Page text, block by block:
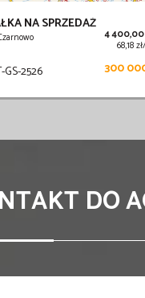
NA SPRZEDAŻ
4
68,18
2526 300
DO